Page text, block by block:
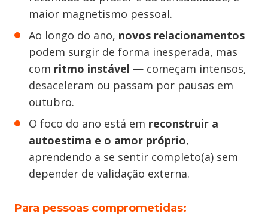
maior magnetismo pessoal.
Ao longo do ano, novos relacionamentos
podem surgir de forma inesperada, mas
com ritmo instável — começam intensos,
desaceleram ou passam por pausas em
outubro.
O foco do ano está em reconstruir a
autoestima e o amor próprio,
aprendendo a se sentir completo(a) sem
depender de validação externa.
Para pessoas comprometidas: